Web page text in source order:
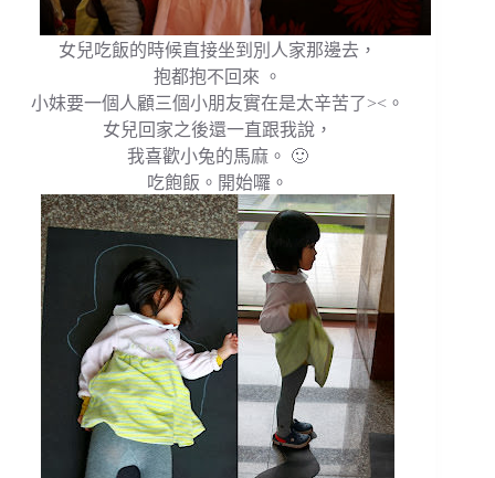
女兒吃飯的時候直接坐到別人家那邊去，
抱都抱不回來 。
小妹要一個人顧三個小朋友實在是太辛苦了><。
女兒回家之後還一直跟我說，
我喜歡小兔的馬麻。 🙂
吃飽飯。開始囉。